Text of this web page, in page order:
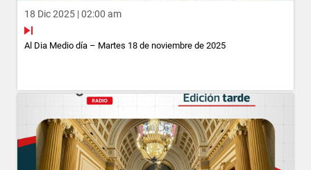
18 Dic 2025 | 02:00 am
Al Dia Medio día – Martes 18 de noviembre de 2025